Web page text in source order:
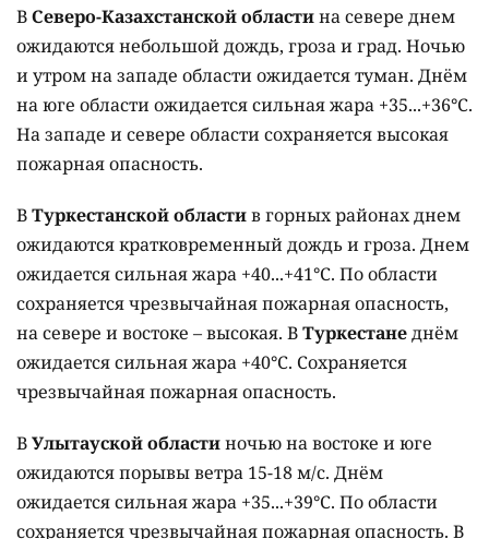
ВСеверо-Казахстанской областина севере днем
ожидаются небольшой дождь, гроза и град. Ночью
и утром на западе области ожидается туман. Днём
на юге области ожидается сильная жара +35...+36°C.
На западе и севере области сохраняется высокая
пожарная опасность.
ВТуркестанской областив горных районах днем
ожидаются кратковременный дождь и гроза. Днем
ожидается сильная жара +40...+41°C. По области
сохраняется чрезвычайная пожарная опасность,
на севере и востоке – высокая. ВТуркестанеднём
ожидается сильная жара +40°C. Сохраняется
чрезвычайная пожарная опасность.
ВУлытауской областиночью на востоке и юге
ожидаются порывы ветра 15-18 м/с. Днём
ожидается сильная жара +35...+39°C. По области
сохраняется чрезвычайная пожарная опасность. В